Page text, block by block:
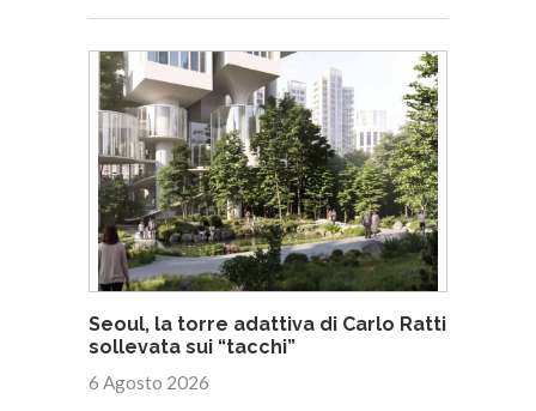
Seoul, la torre adattiva di Carlo Ratti
sollevata sui “tacchi”
6 Agosto 2026